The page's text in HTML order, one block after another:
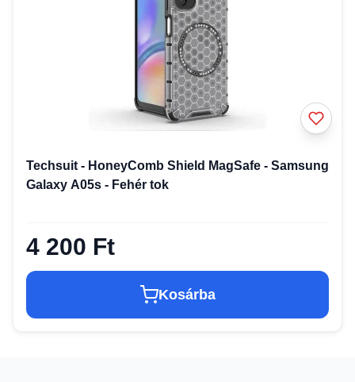
Techsuit - HoneyComb Shield MagSafe - Samsung
Galaxy A05s - Fehér tok
4 200 Ft
Kosárba